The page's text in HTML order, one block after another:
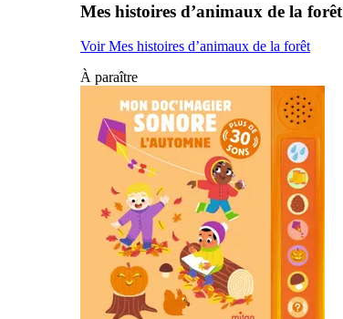
Mes histoires d’animaux de la forêt
Voir Mes histoires d’animaux de la forêt
À paraître